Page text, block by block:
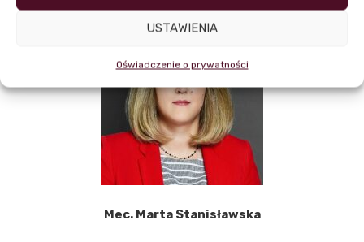
USTAWIENIA
Oświadczenie o prywatności
Mec. Marta Stanisławska